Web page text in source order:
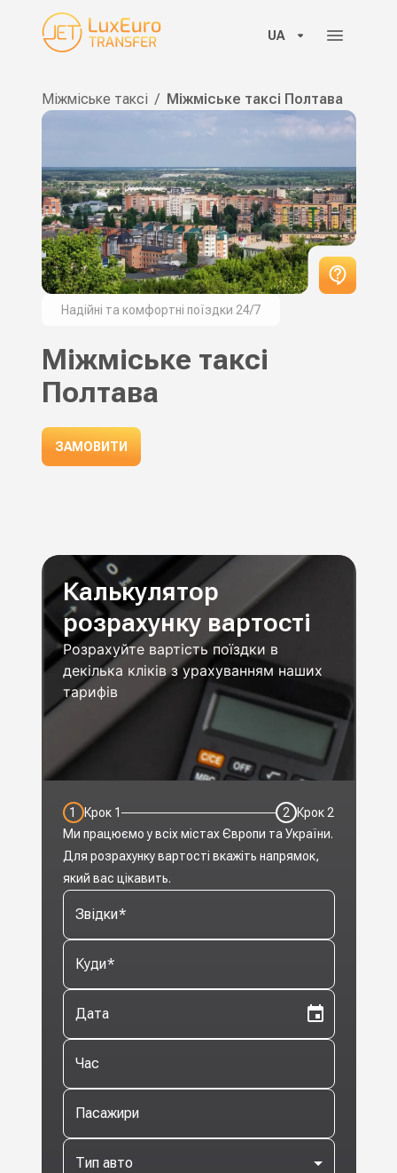
UA
Міжміське таксі / Міжміське таксі Полтава
Надійні та комфортні поїздки 24/7
Міжміське таксі
Полтава
ЗАМОВИТИ
Калькулятор
розрахунку вартості
Розрахуйте вартість поїздки в
декілька кліків з урахуванням наших
тарифів
1 Крок1 2 Крок 2
Ми працюємо у всіх містах Європи та України.
Для розрахунку вартості вкажіть напрямок,
який вас цікавить.
Звідки*
Куди*
Дата
Час
Пасажири
Тип авто